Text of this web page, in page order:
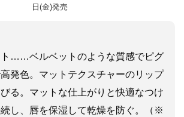
日(金)発売
……ベルベットのような質感でピグ
発色。マットテクスチャーのリップ
る。マットな仕上がりと快適なつけ
し、唇を保湿して乾燥を防ぐ。（※